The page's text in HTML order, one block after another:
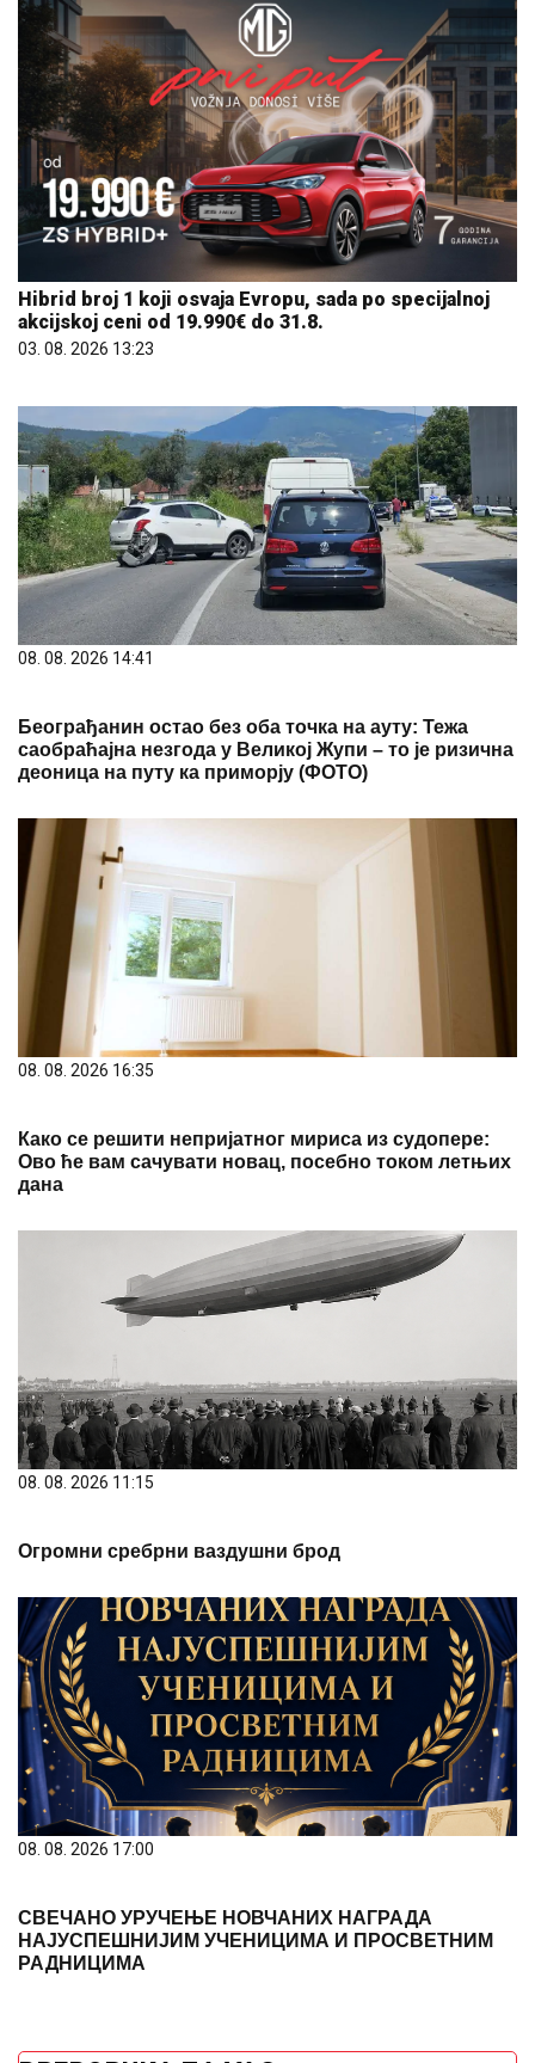
Hibrid broj 1 koji osvaja Evropu, sada po specijalnoj
akcijskoj ceni od 19.990€ do 31.8.
03. 08. 2026 13:23
08. 08. 2026 14:41
Београђанин остао без оба точка на ауту: Тежа
саобраћајна незгода у Великој Жупи – то је ризична
деоница на путу ка приморју (ФОТО)
08. 08. 2026 16:35
Како се решити непријатног мириса из судопере:
Ово ће вам сачувати новац, посебно током летњих
дана
08. 08. 2026 11:15
Огромни сребрни ваздушни брод
08. 08. 2026 17:00
СВЕЧАНО УРУЧЕЊЕ НОВЧАНИХ НАГРАДА
НАЈУСПЕШНИЈИМ УЧЕНИЦИМА И ПРОСВЕТНИМ
РАДНИЦИМА
PREPORUKA ZA VAS